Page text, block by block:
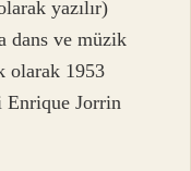
yazılır)
dans ve müzik
olarak 1953
Enrique Jorrin